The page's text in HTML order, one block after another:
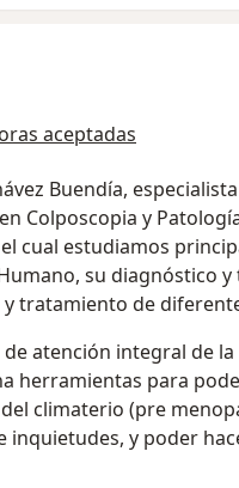
aceptadas
Buendía,
Colposcopia y
cual estudiamos
su diagnóstico
tratamiento de
atención integral de
herramientas para
climaterio (pre
inquietudes, y poder